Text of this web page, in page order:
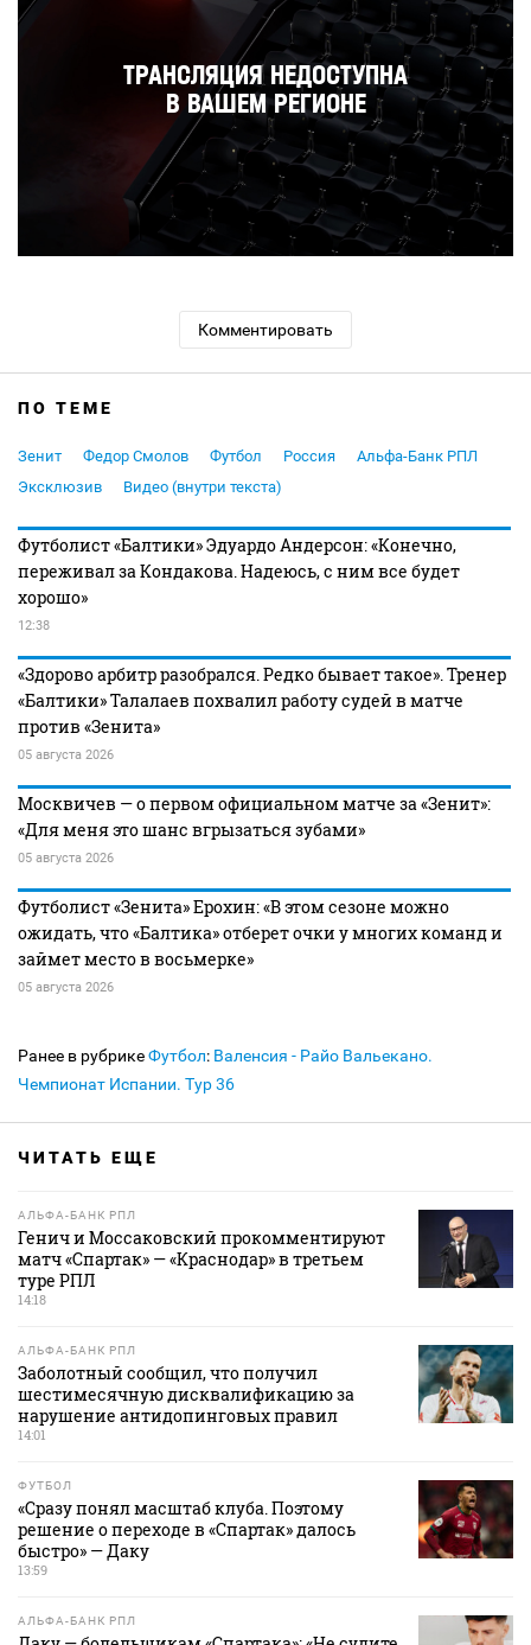
Комментировать
ПО ТЕМЕ
Зенит Федор Смолов Футбол Россия
Альфа-Банк РПЛ
Эксклюзив
Видео (внутри текста)
Футболист «Балтики» Эдуардо Андерсон: «Конечно,
переживал за Кондакова. Надеюсь, с ним все будет
хорошо»
12:38
«Здорово арбитр разобрался. Редко бывает такое». Тренер
«Балтики» Талалаев похвалил работу судей в матче
против «Зенита»
05 августа 2026
Москвичев — о первом официальном матче за «Зенит»:
«Для меня это шанс вгрызаться зубами»
05 августа 2026
Футболист «Зенита» Ерохин: «В этом сезоне можно
ожидать, что «Балтика» отберет очки у многих команд и
займет место в восьмерке»
05 августа 2026
Ранее в рубрикеФутбол: Валенсия - Райо Вальекано.
Чемпионат Испании. Тур 36
ЧИТАТЬ ЕЩЕ
АЛЬФА-БАНК РПЛ
Генич и Моссаковский прокомментируют
матч «Спартак» — «Краснодар» в третьем
туре РПЛ
14:18
АЛЬФА-БАНК РПЛ
Заболотный сообщил, что получил
шестимесячную дисквалификацию за
нарушение антидопинговых правил
14:01
ФУТБОЛ
«Сразу понял масштаб клуба. Поэтому
решение о переходе в «Спартак» далось
быстро» — Даку
13:59
АЛЬФА-БАНК РПЛ